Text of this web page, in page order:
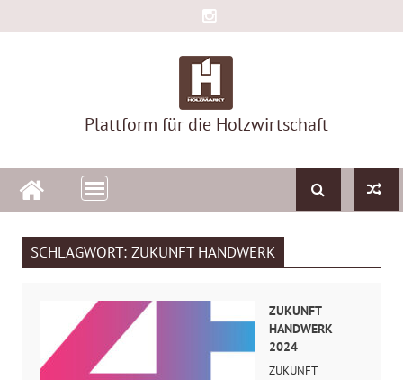
to
Plattform für die Holzwirtschaft
SCHLAGWORT:ZUKUNFT HANDWERK
ZUKUNFT
HANDWERK
2024
ZUKUNFT